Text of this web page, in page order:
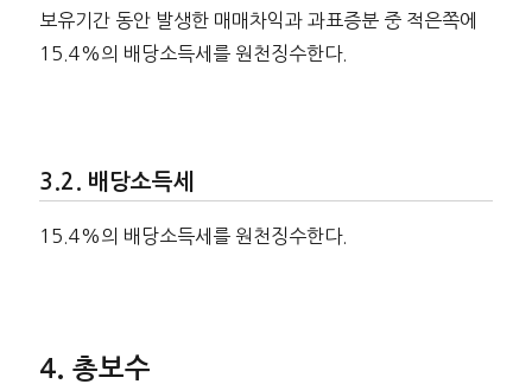
보유기간 동안 발생한 매매차익과 과표증분 중 적은쪽에
15.4%의 배당소득세를 원천징수한다.
배당소득세
15.4%의 배당소득세를 원천징수한다.
총보수